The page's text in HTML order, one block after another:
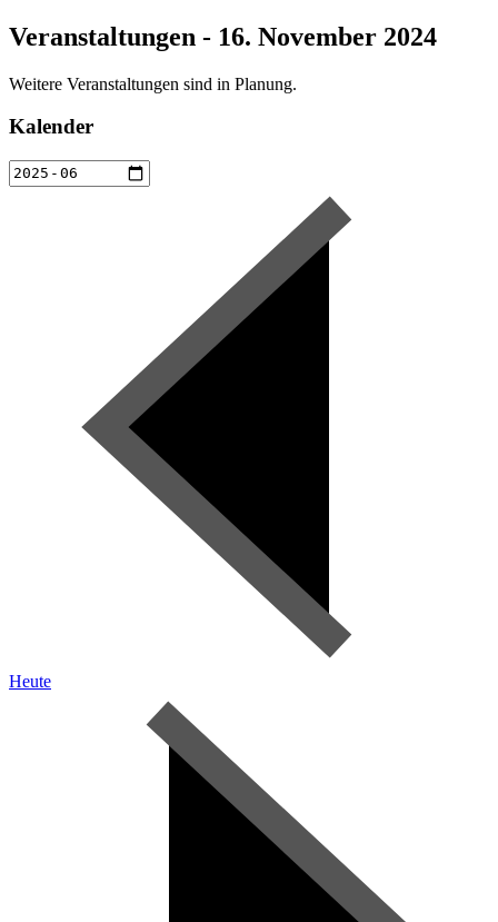
Veranstaltungen - 16. November 2024
Weitere Veranstaltungen sind in Planung.
Kalender
Heute